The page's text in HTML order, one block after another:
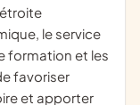
le service
formation et les
favoriser
et apporter